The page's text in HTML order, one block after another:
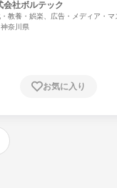
会社ボルテック
教養・娯楽、広告・メディア・マ
力・ガス・水道・エネルギー
神奈川県
お気に入り